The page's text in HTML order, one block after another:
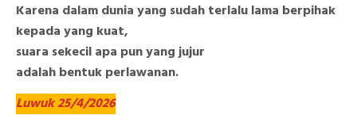
Karena dalam dunia yang sudah terlalu lama berpihak
kepada yang kuat,
suara sekecil apa pun yang jujur
adalah bentuk perlawanan.
Luwuk 25/4/2026